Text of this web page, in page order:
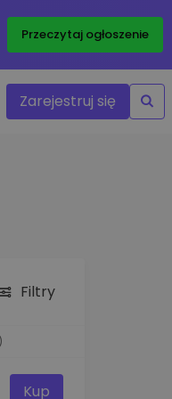
Przeczytaj ogłoszenie
Zarejestruj się
Filtry
Kup